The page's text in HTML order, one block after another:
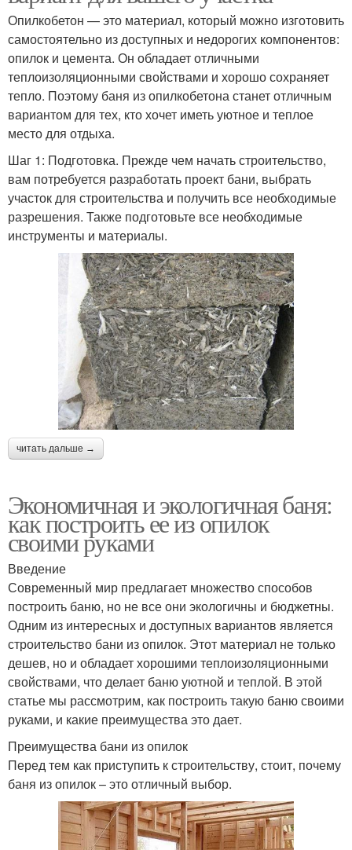
Опилкобетон — это материал, который можно изготовить
самостоятельно из доступных и недорогих компонентов:
опилок и цемента. Он обладает отличными
теплоизоляционными свойствами и хорошо сохраняет
тепло. Поэтому баня из опилкобетона станет отличным
вариантом для тех, кто хочет иметь уютное и теплое
место для отдыха.
Шаг 1: Подготовка. Прежде чем начать строительство,
вам потребуется разработать проект бани, выбрать
участок для строительства и получить все необходимые
разрешения. Также подготовьте все необходимые
инструменты и материалы.
читать дальше →
Экономичная и экологичная баня:
как построить ее из опилок
своими руками
Введение
Современный мир предлагает множество способов
построить баню, но не все они экологичны и бюджетны.
Одним из интересных и доступных вариантов является
строительство бани из опилок. Этот материал не только
дешев, но и обладает хорошими теплоизоляционными
свойствами, что делает баню уютной и теплой. В этой
статье мы рассмотрим, как построить такую баню своими
руками, и какие преимущества это дает.
Преимущества бани из опилок
Перед тем как приступить к строительству, стоит, почему
баня из опилок – это отличный выбор.